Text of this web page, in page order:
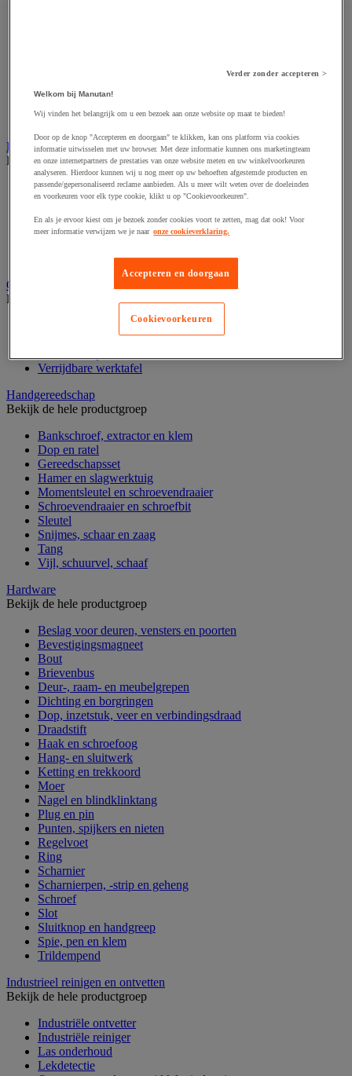
Accessoires voor snij- en snoeigereedschap
Accessoires voor snij-schuurmachine
Accessoires voor zaag
Elektrische toebehoren en verlichting
Bekijk de hele productgroep
Accessoires voor elektrisch schakelpaneel
Batterij, oplader en kabel
Elektrische kabel
Elektrische uitrusting
Wandcontactdoos en schakelaar
Gereedschap opbergen
Bekijk de hele productgroep
Assortimentsdoos en gereedschapkoffer
Gereedschapskist en opbergtas
Verrijdbare werktafel
Handgereedschap
Bekijk de hele productgroep
Bankschroef, extractor en klem
Dop en ratel
Gereedschapsset
Hamer en slagwerktuig
Momentsleutel en schroevendraaier
Schroevendraaier en schroefbit
Sleutel
Snijmes, schaar en zaag
Tang
Vijl, schuurvel, schaaf
Hardware
Bekijk de hele productgroep
Beslag voor deuren, vensters en poorten
Bevestigingsmagneet
Bout
Brievenbus
Deur-, raam- en meubelgrepen
Dichting en borgringen
Dop, inzetstuk, veer en verbindingsdraad
Draadstift
Haak en schroefoog
Hang- en sluitwerk
Ketting en trekkoord
Moer
Nagel en blindklinktang
Plug en pin
Punten, spijkers en nieten
Regelvoet
Ring
Scharnier
Scharnierpen, -strip en geheng
Schroef
Slot
Sluitknop en handgreep
Spie, pen en klem
Trildempend
Industrieel reinigen en ontvetten
Bekijk de hele productgroep
Industriële ontvetter
Industriële reiniger
Las onderhoud
Lekdetectie
Verder zonder accepteren >
Welkom bij Manutan!
Wij vinden het belangrijk om u een bezoek aan onze website op maat te bieden!
Door op de knop "Accepteren en doorgaan" te klikken, kan ons platform via cookies
informatie uitwisselen met uw browser. Met deze informatie kunnen ons marketingteam
en onze internetpartners de prestaties van onze website meten en uw winkelvoorkeuren
analyseren. Hierdoor kunnen wij u nog meer op uw behoeften afgestemde producten en
passende/gepersonaliseerd reclame aanbieden. Als u meer wilt weten over de doeleinden
en voorkeuren voor elk type cookie, klikt u op "Cookievoorkeuren".
En als je ervoor kiest om je bezoek zonder cookies voort te zetten, mag dat ook! Voor
meer informatie verwijzen we je naar onze cookieverklaring.
Accepteren en doorgaan
Cookievoorkeuren